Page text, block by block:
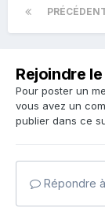
Rejoindre
Pour poster un
vous avez un
publier dans ce
Répondre